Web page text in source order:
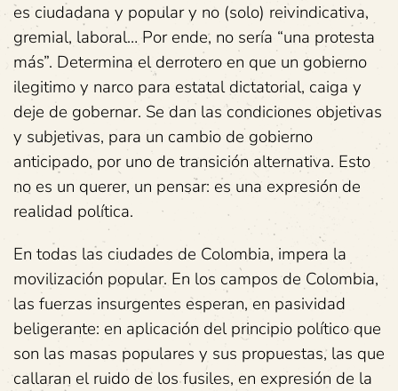
es ciudadana y popular y no (solo) reivindicativa,
gremial, laboral… Por ende, no sería “una protesta
más”. Determina el derrotero en que un gobierno
ilegitimo y narco para estatal dictatorial, caiga y
deje de gobernar. Se dan las condiciones objetivas
y subjetivas, para un cambio de gobierno
anticipado, por uno de transición alternativa. Esto
no es un querer, un pensar: es una expresión de
realidad política.
En todas las ciudades de Colombia, impera la
movilización popular. En los campos de Colombia,
las fuerzas insurgentes esperan, en pasividad
beligerante: en aplicación del principio político que
son las masas populares y sus propuestas, las que
callaran el ruido de los fusiles, en expresión de la